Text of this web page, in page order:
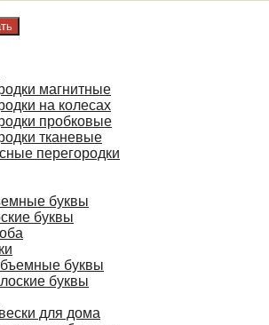
магнитные
на колесах
пробковые
тканевые
перегородки
буквы
буквы
буквы
буквы
для дома